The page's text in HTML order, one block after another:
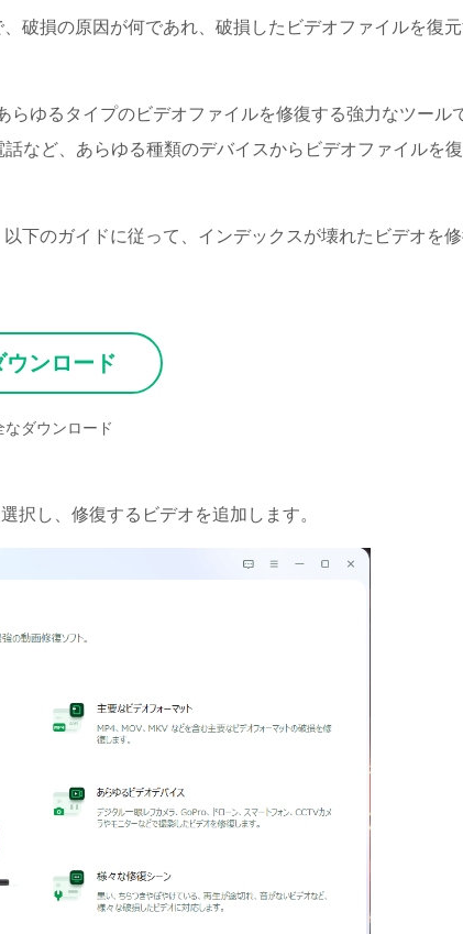
、破損の原因が何であれ、破損したビデオファイルを復
ゆるタイプのビデオファイルを修復する強力なツール
など、あらゆる種類のデバイスからビデオファイルを
下のガイドに従って、インデックスが壊れたビデオを
ウンロード
なダウンロード
択し、修復するビデオを追加します。